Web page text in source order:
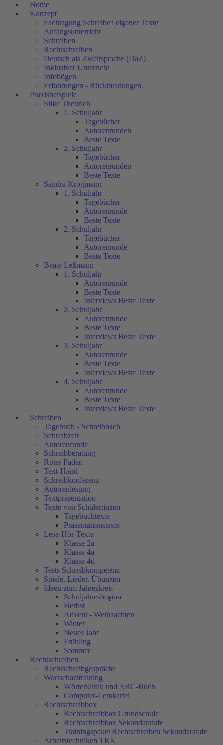
Home
Konzept
Fachtagung Schreiben eigener Texte
Anfangsunterricht
Schreiben
Rechtschreiben
Deutsch als Zweitsprache (DaZ)
Inklusiver Unterricht
Infobögen
Erfahrungen - Rückmeldungen
Praxisbeispiele
Silke Theurich
1. Schuljahr
Tagebücher
Autorenrunden
Beste Texte
2. Schuljahr
Tagebücher
Autorenrunden
Beste Texte
Sandra Krogmann
1. Schuljahr
Tagebücher
Autorenrunde
Beste Texte
2. Schuljahr
Tagebücher
Autorenrunde
Beste Texte
Beate Leßmann
1. Schuljahr
Autorenrunde
Beste Texte
Interviews Beste Texte
2. Schuljahr
Autorenrunde
Beste Texte
Interviews Beste Texte
3. Schuljahr
Autorenrunde
Beste Texte
Interviews Beste Texte
4. Schuljahr
Autorenrunde
Beste Texte
Interviews Beste Texte
Schreiben
Tagebuch - Schreibbuch
Schreibzeit
Autorenrunde
Schreibberatung
Roter Faden
Text-Hand
Schreibkonferenz
Autorenlesung
Textpräsentation
Texte von Schüler:innen
Tagebuchtexte
Präsentationstexte
Lese-Hör-Texte
Klasse 2a
Klasse 4a
Klasse 4d
Tests Schreibkompetenz
Spiele, Lieder, Übungen
Ideen zum Jahreskreis
Schuljahresbeginn
Herbst
Advent - Weihnachten
Winter
Neues Jahr
Frühling
Sommer
Rechtschreiben
Rechtschreibgespräche
Wortschatztraining
Wörterklinik und ABC-Buch
Computer-Lernkartei
Rechtschreibbox
Rechtschreibbox Grundschule
Rechtschreibbox Sekundarstufe
Trainingspaket Rechtschreiben Sekundarstufe
Arbeitstechniken TKK